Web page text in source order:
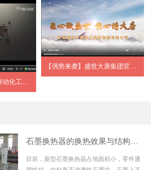
TCA系列无泄漏磁力驱动化工流程泵【视频
【强势来袭】盛世大唐集团官方宣传片正式上...
石墨换热器的换热效果与结构强度
目前，新型石墨换热器占地面积小，零件通